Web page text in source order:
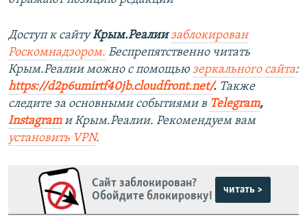
Доступ к сайтуКрым.Реалии заблокирован
Роскомнадзором. Беспрепятственно читать
Крым.Реалии можно с помощью зеркального сайта:
https://d2p6umirtf40jb.cloudfront.net/. Также
следите за основными событиями в Telegram,
InstagramиКрым.Реалии. Рекомендуем вам
установить VPN.
Сайт заблокирован?
Обойдите блокировку!
читать >